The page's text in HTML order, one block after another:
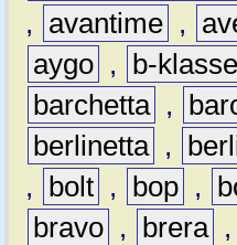
,
avantime ,
aygo , b-klasse
barchetta ,
berlinetta ,
,
bolt , bop ,
bravo , brera ,